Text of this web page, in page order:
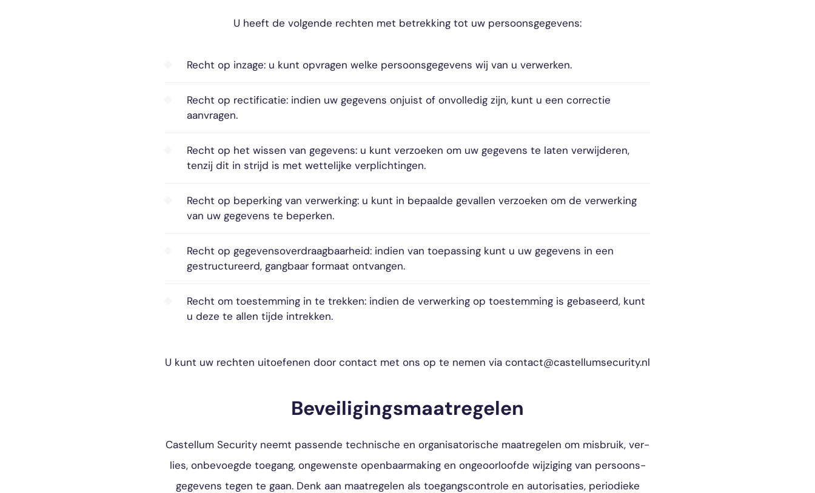
U heeft de volgende rechten met betrekking tot uw persoonsgegevens:
Recht op inzage: u kunt opvragen welke persoonsgegevens wij van u verwerken.
Recht op rectificatie: indien uw gegevens onjuist of onvolledig zijn, kunt u een correctie
aanvragen.
Recht op het wissen van gegevens: u kunt verzoeken om uw gegevens te laten verwijderen,
tenzij dit in strijd is met wettelijke verplichtingen.
Recht op beperking van verwerking: u kunt in bepaalde gevallen verzoeken om de verwerking
van uw gegevens te beperken.
Recht op gegevensoverdraagbaarheid: indien van toepassing kunt u uw gegevens in een
gestructureerd, gangbaar formaat ontvangen.
Recht om toestemming in te trekken: indien de verwerking op toestemming is gebaseerd, kunt
u deze te allen tijde intrekken.
U kunt uw rechten uitoefenen door contact met ons op te nemen via contact@castellumsecurity.nl
Beveiligingsmaatregelen
Castellum Security neemt passende technische en organisatorische maatregelen om misbruik, ver-
lies, onbevoegde toegang, ongewenste openbaarmaking en ongeoorloofde wijziging van persoons-
gegevens tegen te gaan. Denk aan maatregelen als toegangscontrole en autorisaties, periodieke